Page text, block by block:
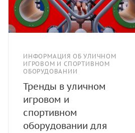
ИНФОРМАЦИЯ ОБ УЛИЧНОМ
ИГРОВОМ И СПОРТИВНОМ
ОБОРУДОВАНИИ
Тренды в уличном
игровом и
спортивном
оборудовании для